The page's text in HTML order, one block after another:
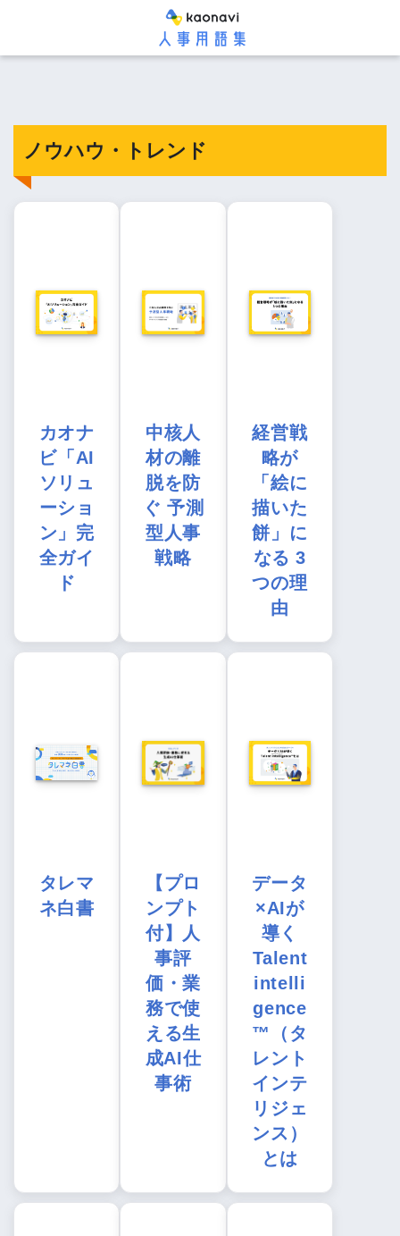
ノウハウ・トレンド
カオナ
ビ「AI
ソリュ
ーショ
ン」完
全ガイ
ド
中核人
材の離
脱を防
ぐ 予測
型人事
戦略
経営戦
略が
「絵に
描いた
餅」に
なる 3
つの理
由
タレマ
ネ白書
【プロ
ンプト
付】人
事評
価・業
務で使
える生
成AI仕
事術
データ
×AIが
導く
Talent
intelli
gence
™（タ
レント
インテ
リジェ
ンス）
とは